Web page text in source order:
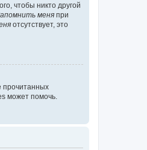
чтобы никто другой
меня при
отсутствует, это
прочитанных
может помочь.